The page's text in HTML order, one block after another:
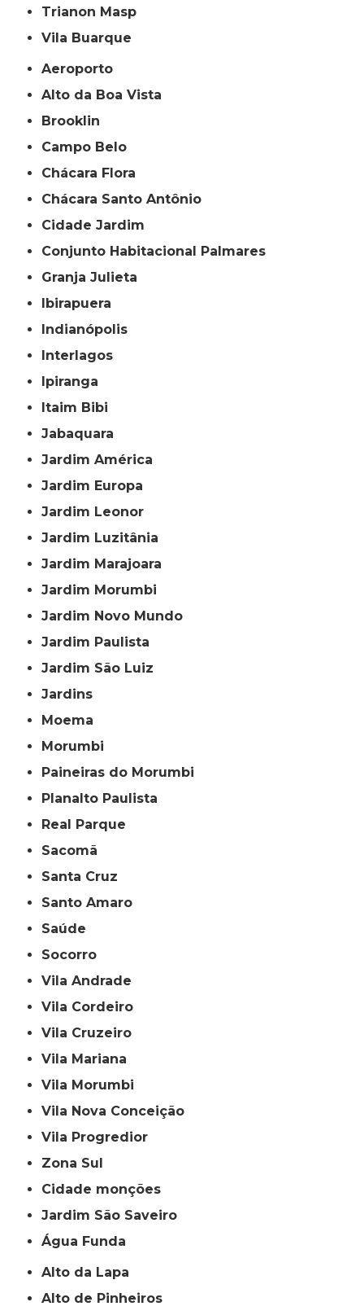
Trianon Masp
Vila Buarque
Aeroporto
Alto da Boa Vista
Brooklin
Campo Belo
Chácara Flora
Chácara Santo Antônio
Cidade Jardim
Conjunto Habitacional Palmares
Granja Julieta
Ibirapuera
Indianópolis
Interlagos
Ipiranga
Itaim Bibi
Jabaquara
Jardim América
Jardim Europa
Jardim Leonor
Jardim Luzitânia
Jardim Marajoara
Jardim Morumbi
Jardim Novo Mundo
Jardim Paulista
Jardim São Luiz
Jardins
Moema
Morumbi
Paineiras do Morumbi
Planalto Paulista
Real Parque
Sacomã
Santa Cruz
Santo Amaro
Saúde
Socorro
Vila Andrade
Vila Cordeiro
Vila Cruzeiro
Vila Mariana
Vila Morumbi
Vila Nova Conceição
Vila Progredior
Zona Sul
cidade monções
jardim São Saveiro
Água Funda
Alto da Lapa
Alto de Pinheiros